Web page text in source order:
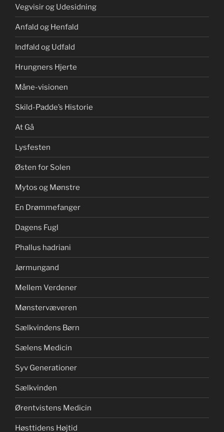
Vegvisir og Udesidning
Anfald og Henfald
Indfald og Udfald
Hrungners Hjerte
Måne-visionen
Skild-Padde’s Historie
At Gå
Lysfesten
Østen for Solen
Mytos og Mønstre
En Drømmefanger
Dagens Fugl
Phallus hadriani
Jørmungand
Mellem Verdener
Mønstervæveren
Sælkvindens Børn
Sælens Medicin
Syv Generationer
Sælkvinden
Ørentvistens Medicin
Høsttidens Højtid